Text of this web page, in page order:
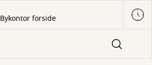
forside